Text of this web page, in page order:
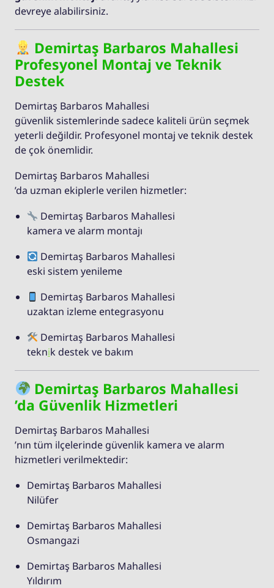
devreye alabilirsiniz.
Demirtaş Barbaros Mahallesi
Profesyonel Montaj ve Teknik
Destek
Demirtaş Barbaros Mahallesi
güvenlik sistemlerinde sadece kaliteli ürün seçmek
yeterli değildir. Profesyonel montaj ve teknik destek
de çok önemlidir.
Demirtaş Barbaros Mahallesi
’da uzman ekiplerle verilen hizmetler:
Demirtaş Barbaros Mahallesi
kamera ve alarm montajı
Demirtaş Barbaros Mahallesi
eski sistem yenileme
Demirtaş Barbaros Mahallesi
uzaktan izleme entegrasyonu
Demirtaş Barbaros Mahallesi
teknik destek ve bakım
Demirtaş Barbaros Mahallesi
’da Güvenlik Hizmetleri
Demirtaş Barbaros Mahallesi
’nın tüm ilçelerinde güvenlik kamera ve alarm
hizmetleri verilmektedir:
Demirtaş Barbaros Mahallesi
Nilüfer
Demirtaş Barbaros Mahallesi
Osmangazi
Demirtaş Barbaros Mahallesi
Yıldırım